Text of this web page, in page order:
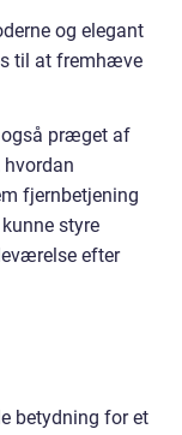
og elegant
til at fremhæve
også præget af
hvordan
fjernbetjening
styre
efter
betydning for et